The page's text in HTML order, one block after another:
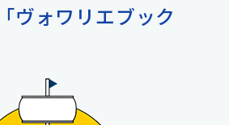
ヴォワリエブック